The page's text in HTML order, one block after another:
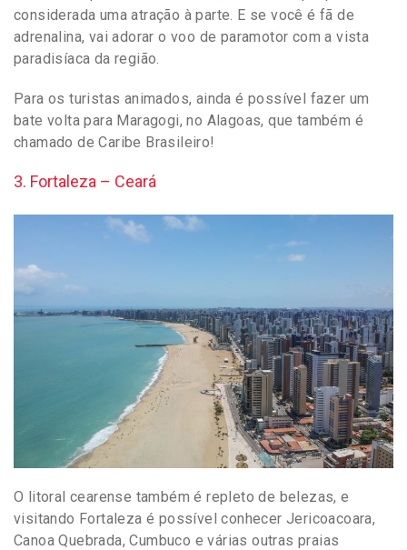
considerada uma atração à parte. E se você é fã de
adrenalina, vai adorar o voo de paramotor com a vista
paradisíaca da região.
Para os turistas animados, ainda é possível fazer um
bate volta para Maragogi, no Alagoas, que também é
chamado de Caribe Brasileiro!
3. Fortaleza – Ceará
O litoral cearense também é repleto de belezas, e
visitando Fortaleza é possível conhecer Jericoacoara,
Canoa Quebrada, Cumbuco e várias outras praias